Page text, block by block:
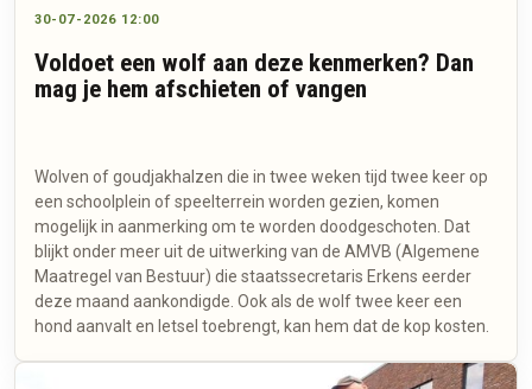
30-07-2026 12:00
Voldoet een wolf aan deze kenmerken? Dan
mag je hem afschieten of vangen
Wolven of goudjakhalzen die in twee weken tijd twee keer op
een schoolplein of speelterrein worden gezien, komen
mogelijk in aanmerking om te worden doodgeschoten. Dat
blijkt onder meer uit de uitwerking van de AMVB (Algemene
Maatregel van Bestuur) die staatssecretaris Erkens eerder
deze maand aankondigde. Ook als de wolf twee keer een
hond aanvalt en letsel toebrengt, kan hem dat de kop kosten.